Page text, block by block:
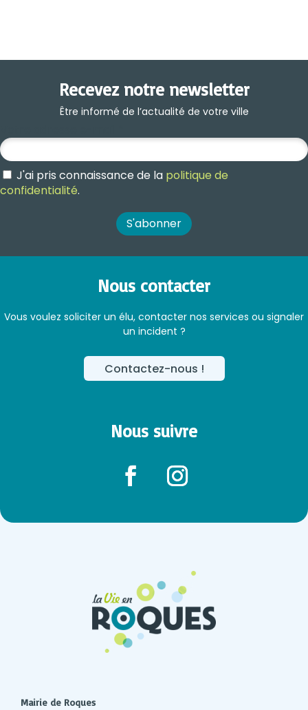
Recevez notre newsletter
Être informé de l’actualité de votre ville
J'ai pris connaissance de la politique de
confidentialité.
Nous contacter
Vous voulez soliciter un élu, contacter nos services ou signaler
un incident ?
Contactez-nous !
Nous suivre
Mairie de Roques